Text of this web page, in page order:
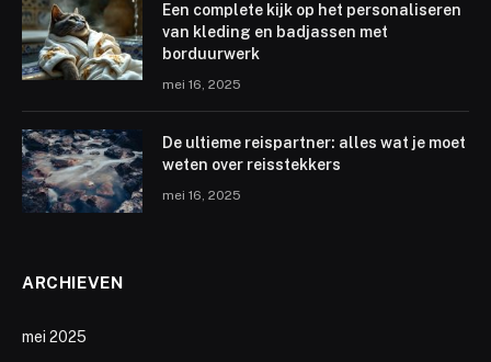
Een complete kijk op het personaliseren
van kleding en badjassen met
borduurwerk
mei 16, 2025
De ultieme reispartner: alles wat je moet
weten over reisstekkers
mei 16, 2025
ARCHIEVEN
mei 2025